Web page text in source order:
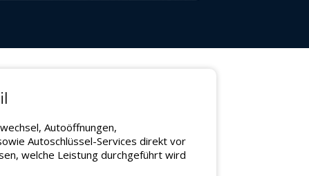
Autoöffnungen,
Autoschlüssel-Services direkt vor
welche Leistung durchgeführt wird